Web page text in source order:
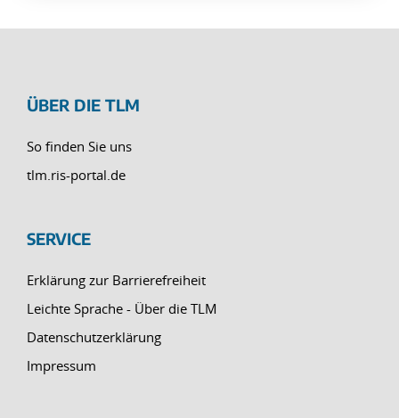
ÜBER DIE TLM
So finden Sie uns
tlm.ris-portal.de
SERVICE
Erklärung zur Barrierefreiheit
Leichte Sprache - Über die TLM
Datenschutzerklärung
Impressum